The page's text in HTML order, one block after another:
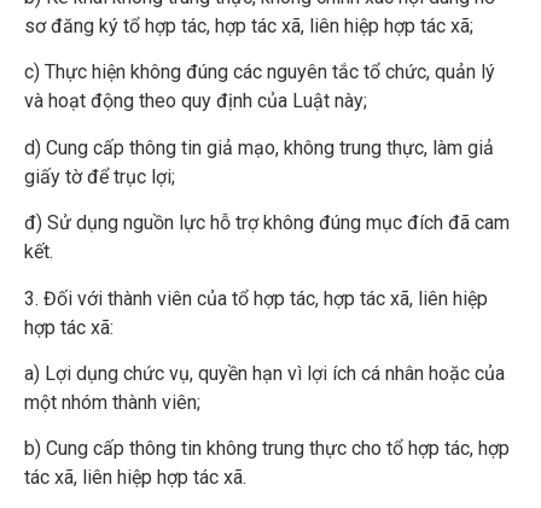
sơ đăng ký tổ hợp tác, hợp tác xã, liên hiệp hợp tác xã;
c) Thực hiện không đúng các nguyên tắc tổ chức, quản lý
và hoạt động theo quy định của Luật này;
d) Cung cấp thông tin giả mạo, không trung thực, làm giả
giấy tờ để trục lợi;
đ) Sử dụng nguồn lực hỗ trợ không đúng mục đích đã cam
kết.
3. Đối với thành viên của tổ hợp tác, hợp tác xã, liên hiệp
hợp tác xã:
a) Lợi dụng chức vụ, quyền hạn vì lợi ích cá nhân hoặc của
một nhóm thành viên;
b) Cung cấp thông tin không trung thực cho tổ hợp tác, hợp
tác xã, liên hiệp hợp tác xã.